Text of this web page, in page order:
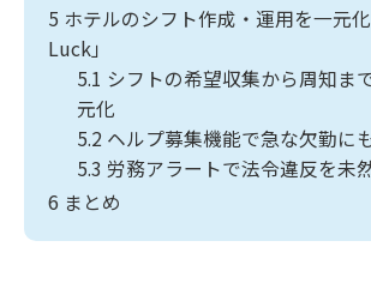
5 ホテルのシフト作成・運用を一元
Luck」
5.1 シフトの希望収集から周知ま
元化
5.2ヘルプ募集機能で急な欠勤に
5.3 労務アラートで法令違反を未
6 まとめ